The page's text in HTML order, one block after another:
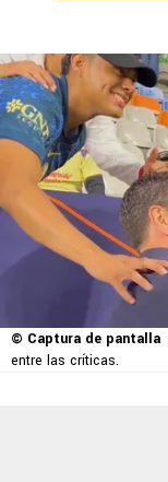
© Captura de pantalla
entre las críticas.